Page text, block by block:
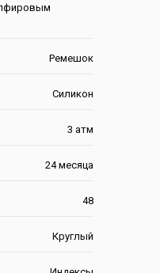
Ремешок
Силикон
3 атм
24 месяца
48
Круглый